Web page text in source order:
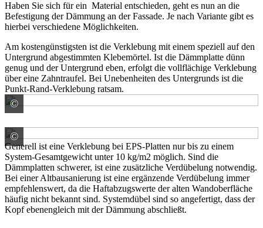
© STEICO SE
Haben Sie sich für ein Material entschieden, geht es nun an die
Befestigung der Dämmung an der Fassade. Je nach Variante gibt es
hierbei verschiedene Möglichkeiten.
Am kostengünstigsten ist die Verklebung mit einem speziell auf den
Untergrund abgestimmten Klebemörtel. Ist die Dämmplatte dünn
genug und der Untergrund eben, erfolgt die vollflächige Verklebung
über eine Zahntraufel. Bei Unebenheiten des Untergrunds ist die
Punkt-Rand-Verklebung ratsam.
©
Baumit GmbH
Generell ist eine Verklebung bei EPS-Platten nur bis zu einem
System-Gesamtgewicht unter 10 kg/m2 möglich. Sind die
Dämmplatten schwerer, ist eine zusätzliche Verdübelung notwendig.
Bei einer Altbausanierung ist eine ergänzende Verdübelung immer
empfehlenswert, da die Haftabzugswerte der alten Wandoberfläche
häufig nicht bekannt sind. Systemdübel sind so angefertigt, dass der
Kopf ebenengleich mit der Dämmung abschließt.